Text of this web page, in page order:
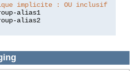
implicite : OU inclusif
alias1